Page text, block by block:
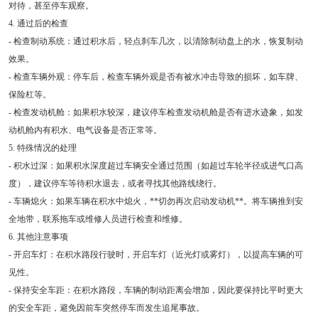
对待，甚至停车观察。
4. 通过后的检查
- 检查制动系统：通过积水后，轻点刹车几次，以清除制动盘上的水，恢复制动
效果。
- 检查车辆外观：停车后，检查车辆外观是否有被水冲击导致的损坏，如车牌、
保险杠等。
- 检查发动机舱：如果积水较深，建议停车检查发动机舱是否有进水迹象，如发
动机舱内有积水、电气设备是否正常等。
5. 特殊情况的处理
- 积水过深：如果积水深度超过车辆安全通过范围（如超过车轮半径或进气口高
度），建议停车等待积水退去，或者寻找其他路线绕行。
- 车辆熄火：如果车辆在积水中熄火，**切勿再次启动发动机**。将车辆推到安
全地带，联系拖车或维修人员进行检查和维修。
6. 其他注意事项
- 开启车灯：在积水路段行驶时，开启车灯（近光灯或雾灯），以提高车辆的可
见性。
- 保持安全车距：在积水路段，车辆的制动距离会增加，因此要保持比平时更大
的安全车距，避免因前车突然停车而发生追尾事故。